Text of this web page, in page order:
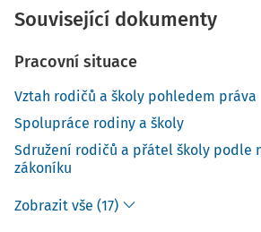
Související dokumenty
Pracovní situace
Vztah rodičů a školy pohledem práva
Spolupráce rodiny a školy
Sdružení rodičů a přátel školy podle
zákoníku
Zobrazit vše (17)